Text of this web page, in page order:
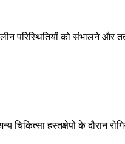
परिस्थितियों को संभालने और
चिकित्सा हस्तक्षेपों के दौरान